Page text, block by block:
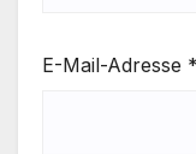
E-Mail-Adresse *